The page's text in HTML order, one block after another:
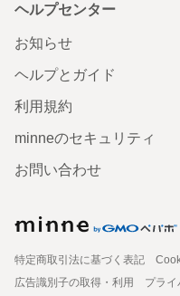
ヘルプセンター
お知らせ
ヘルプとガイド
利用規約
minneのセキュリティ
お問い合わせ
特定商取引法に基づく表記
広告識別子の取得・利用
プラ